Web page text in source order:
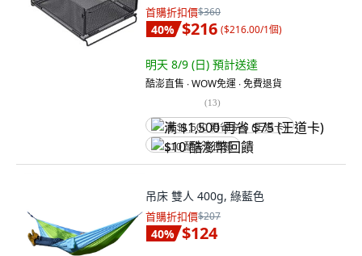
首購折扣價$360
40% $216 ($216.00/1個)
明天 8/9 (日) 預計送達
酷澎直售 ∙ WOW免運 ∙ 免費退貨
(13)
满 $1,500 再省 $75 (王道卡)
$10 酷澎幣回饋
吊床 雙人 400g, 綠藍色
首購折扣價$207
40% $124